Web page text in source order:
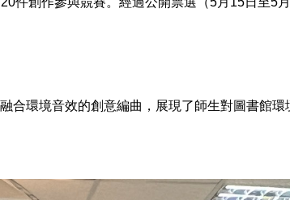
合環境音效的創意編曲，展現了師生對圖書館